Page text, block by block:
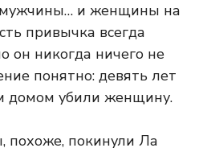
и женщины на
привычка всегда
он никогда ничего не
понятно: девять лет
домом убили женщину.
похоже, покинули Ла